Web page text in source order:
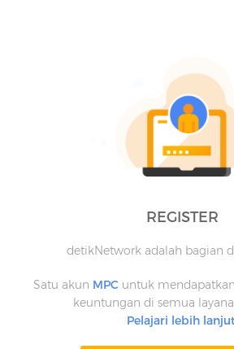
REGISTER
detikNetwork adalah bagian
Satu akun MPC untuk
keuntungan di semua
Pelajari lebih